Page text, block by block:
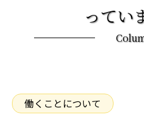
ってい
働くことについて